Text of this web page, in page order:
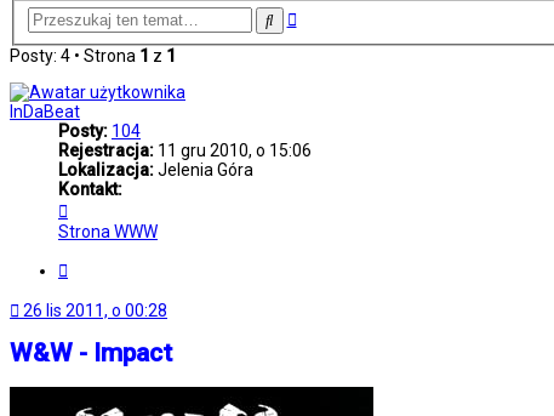
SzukajWyszukiwanie
Posty: 4 • Strona 1 z 1
InDaBeat
Posty: 104
Rejestracja: 11 gru 2010, o 15:06
Lokalizacja:Jelenia Góra
Kontakt:
się
z
Strona WWW
26 lis 2011, o 00:28
W&W - Impact